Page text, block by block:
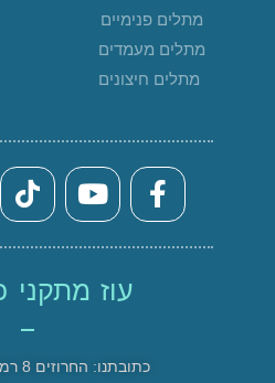
מתלים פנימיים
מתלים מעמדים
מתלים חיצונים
עוז מתקני
כתובתנו: החרוזים 8 רמת גן 5252521